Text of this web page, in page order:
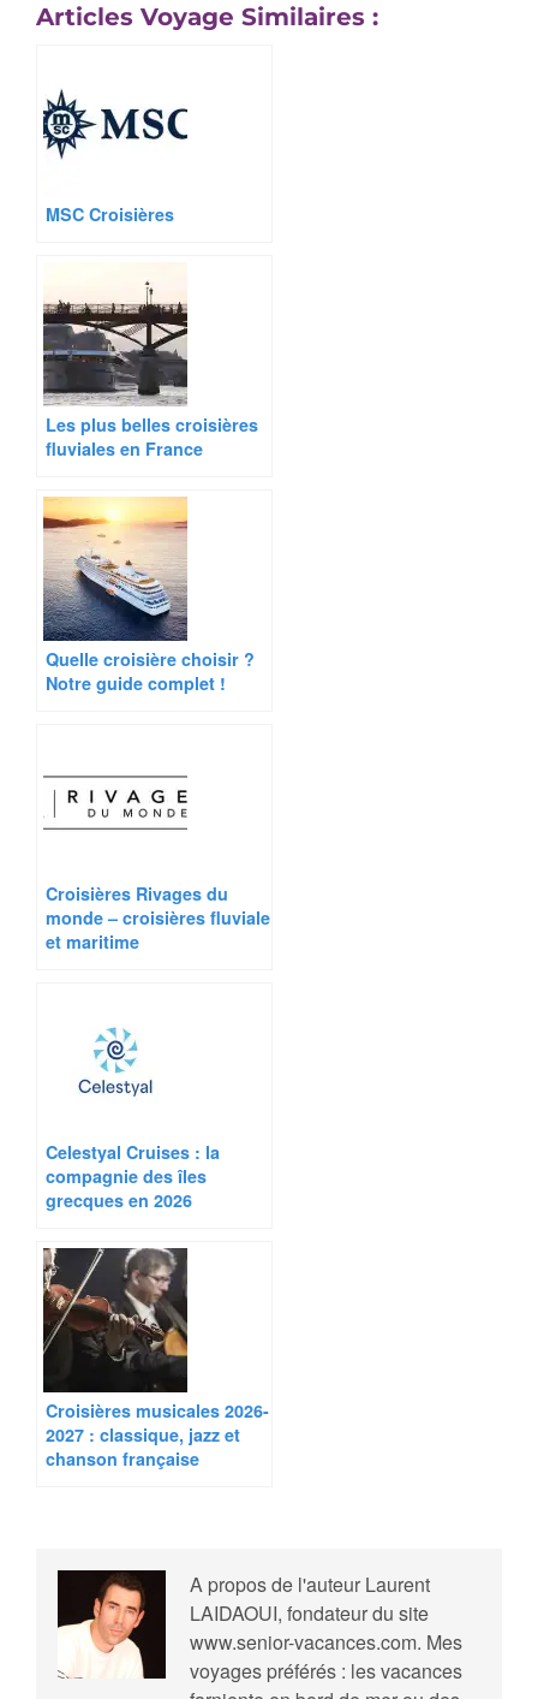
Articles Voyage Similaires :
MSC Croisières
Les plus belles croisières
fluviales en France
Quelle croisière choisir ?
Notre guide complet !
Croisières Rivages du
monde – croisières fluviale
et maritime
Celestyal Cruises : la
compagnie des îles
grecques en 2026
Croisières musicales 2026-
2027 : classique, jazz et
chanson française
A propos de l'auteur Laurent
LAIDAOUI, fondateur du site
www.senior-vacances.com. Mes
voyages préférés : les vacances